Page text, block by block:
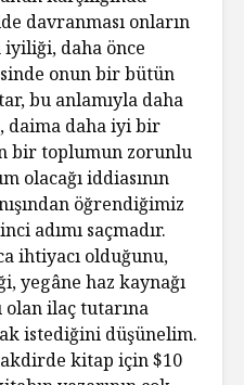
davranması onların
iyiliği, daha önce
onun bir bütün
bu anlamıyla daha
daima daha iyi bir
bir toplumun zorunlu
olacağı iddiasının
öğrendiğimiz
adımı saçmadır.
ihtiyacı olduğunu,
yegâne haz kaynağı
ilaç tutarına
istediğini düşünelim.
kitap için $10